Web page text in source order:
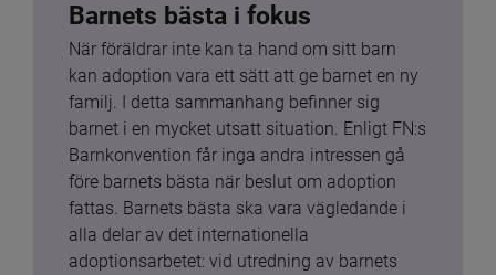
Barnets bästa i fokus
När föräldrar inte kan ta hand om sitt barn
kan adoption vara ett sätt att ge barnet en ny
familj. I detta sammanhang befinner sig
barnet i en mycket utsatt situation. Enligt FN:s
Barnkonvention får inga andra intressen gå
före barnets bästa när beslut om adoption
fattas. Barnets bästa ska vara vägledande i
alla delar av det internationella
adoptionsarbetet: vid utredning av barnets